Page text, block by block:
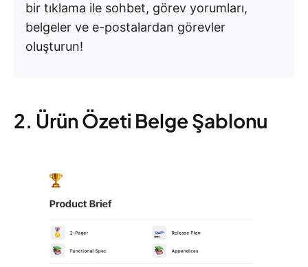
bir tıklama ile sohbet, görev yorumları,
belgeler ve e-postalardan görevler
oluşturun!
2. Ürün Özeti Belge Şablonu